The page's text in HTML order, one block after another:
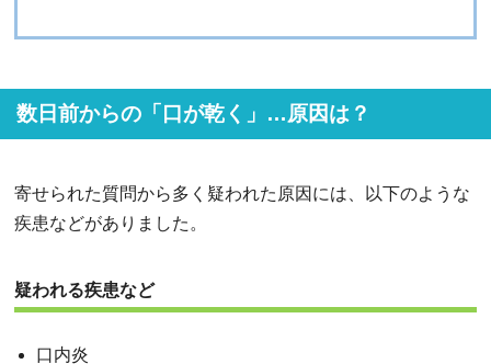
数日前からの「口が乾く」…原因は？
寄せられた質問から多く疑われた原因には、以下のような
疾患などがありました。
疑われる疾患など
口内炎